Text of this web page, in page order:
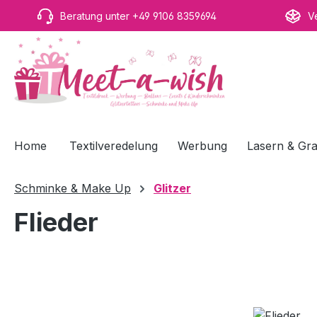
Hauptinhalt springen
Zur Suche springen
Zur Hauptnavigation springen
Beratung unter +49 9106 8359694
Home Textilveredelung Werbung Lasern &
Schminke & Make Up Glitzer
Flieder